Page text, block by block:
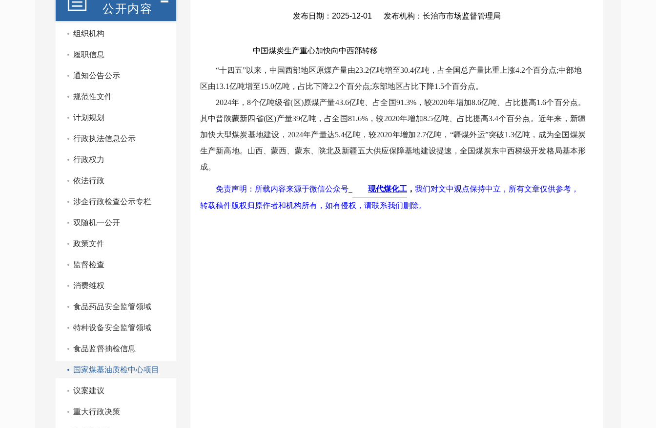
公开内容
组织机构
履职信息
通知公告公示
规范性文件
计划规划
行政执法信息公示
行政权力
依法行政
涉企行政检查公示专栏
双随机一公开
政策文件
监督检查
消费维权
食品药品安全监管领域
特种设备安全监管领域
食品监督抽检信息
国家煤基油质检中心项目
议案建议
重大行政决策
发布日期：2025-12-01 发布机构：长治市市场监督管理局
中国煤炭生产重心加快向中西部转移
“十四五”以来，中国西部地区原煤产量由23.2亿吨增至30.4亿吨，占全国总产量比重上涨4.2个百分点;中部地
区由13.1亿吨增至15.0亿吨，占比下降2.2个百分点;东部地区占比下降1.5个百分点。
2024年，8个亿吨级省(区)原煤产量43.6亿吨、占全国91.3%，较2020年增加8.6亿吨、占比提高1.6个百分点。
其中晋陕蒙新四省(区)产量39亿吨，占全国81.6%，较2020年增加8.5亿吨、占比提高3.4个百分点。近年来，新疆
加快大型煤炭基地建设，2024年产量达5.4亿吨，较2020年增加2.7亿吨，“疆煤外运”突破1.3亿吨，成为全国煤炭
生产新高地。山西、蒙西、蒙东、陕北及新疆五大供应保障基地建设提速，全国煤炭东中西梯级开发格局基本形
成。
免责声明：所载内容来源于微信公众号 现代煤化工 ， 我们对文中观点保持中立，所有文章仅供参考 ，
转载稿件版权归原作者和机构所有，如有侵权，请联系我们删除。